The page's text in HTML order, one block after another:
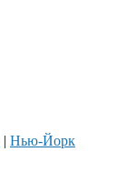
| Нью-Йорк